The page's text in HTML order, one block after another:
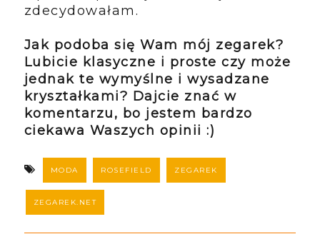
zdecydowałam.
Jak podoba się Wam mój zegarek?
Lubicie klasyczne i proste czy może
jednak te wymyślne i wysadzane
kryształkami? Dajcie znać w
komentarzu, bo jestem bardzo
ciekawa Waszych opinii :)
MODA ROSEFIELD ZEGAREK
ZEGAREK.NET